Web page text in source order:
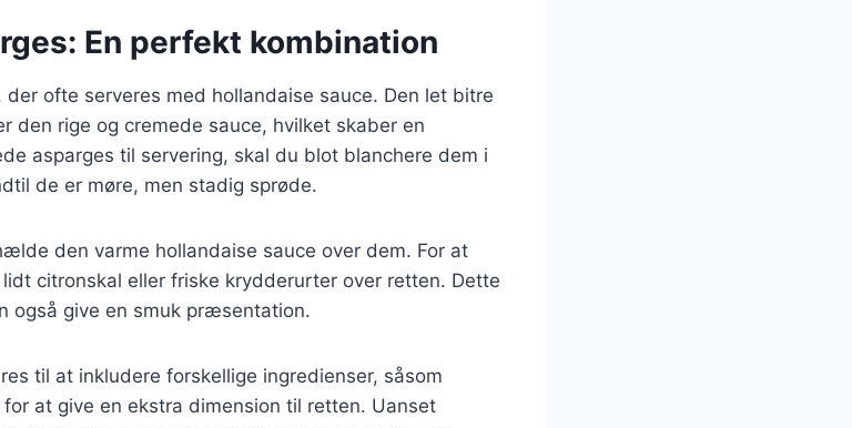
En perfekt kombination
ofte serveres med hollandaise sauce. Den let bitre
den rige og cremede sauce, hvilket skaber en
asparges til servering, skal du blot blanchere dem i
de er møre, men stadig sprøde.
den varme hollandaise sauce over dem. For at
citronskal eller friske krydderurter over retten. Dette
også give en smuk præsentation.
til at inkludere forskellige ingredienser, såsom
at give en ekstra dimension til retten. Uanset